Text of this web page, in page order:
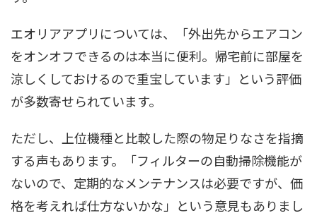
エオリアアプリについては、「外出先からエアコン
をオンオフできるのは本当に便利。帰宅前に部屋を
涼しくしておけるので重宝しています」という評価
が多数寄せられています。
ただし、上位機種と比較した際の物足りなさを指摘
する声もあります。「フィルターの自動掃除機能が
ないので、定期的なメンテナンスは必要ですが、価
格を考えれば仕方ないかな」という意見もありまし